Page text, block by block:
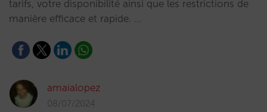
tarifs, votre disponibilité ainsi que les restrictions de
manière efficace et rapide. …
amaialopez
08/07/2024